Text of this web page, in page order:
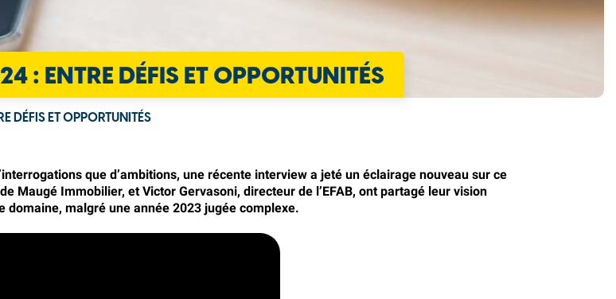
: ENTRE DÉFIS ET OPPORTUNITÉS
DÉFIS ET OPPORTUNITÉS
que d’ambitions, une récente interview a jeté un éclairage nouveau sur ce
Maugé Immobilier, et Victor Gervasoni, directeur de l’EFAB, ont partagé leur vision
domaine, malgré une année 2023 jugée complexe.